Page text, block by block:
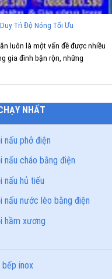
Trì Độ Nóng Tối Ưu
luôn là một vấn đề được nhiều
gia đình bận rộn, những
NHẤT
nấu phở điện
nấu cháo bằng điện
nấu hủ tiếu
nấu nước lèo bằng điện
hầm xương
bếp inox